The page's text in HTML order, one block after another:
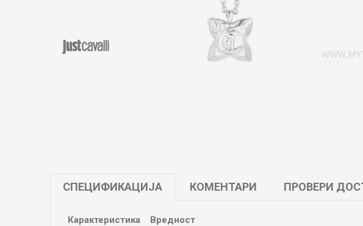
СПЕЦИФИКАЦИЈА КОМЕНТАРИ ПРОВЕРИ
Карактеристика
Вредност